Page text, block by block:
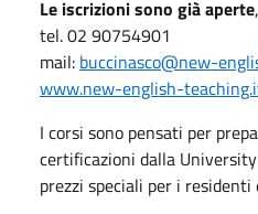
Le iscrizioni sono già aperte
tel. 02 90754901
mail: buccinasco@new-
www.new-english-
I corsi sono pensati per
certificazioni dalla University
prezzi speciali per i residenti